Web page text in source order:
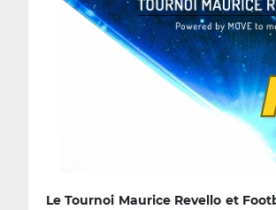
Le Tournoi Maurice Revello et